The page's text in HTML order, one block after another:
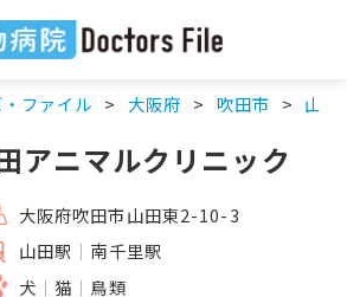
ファイル 大阪府 吹田市 山田
アニマルクリニック
大阪府吹田市山田東2-10-3
山田駅
南千里駅
犬
猫
鳥類